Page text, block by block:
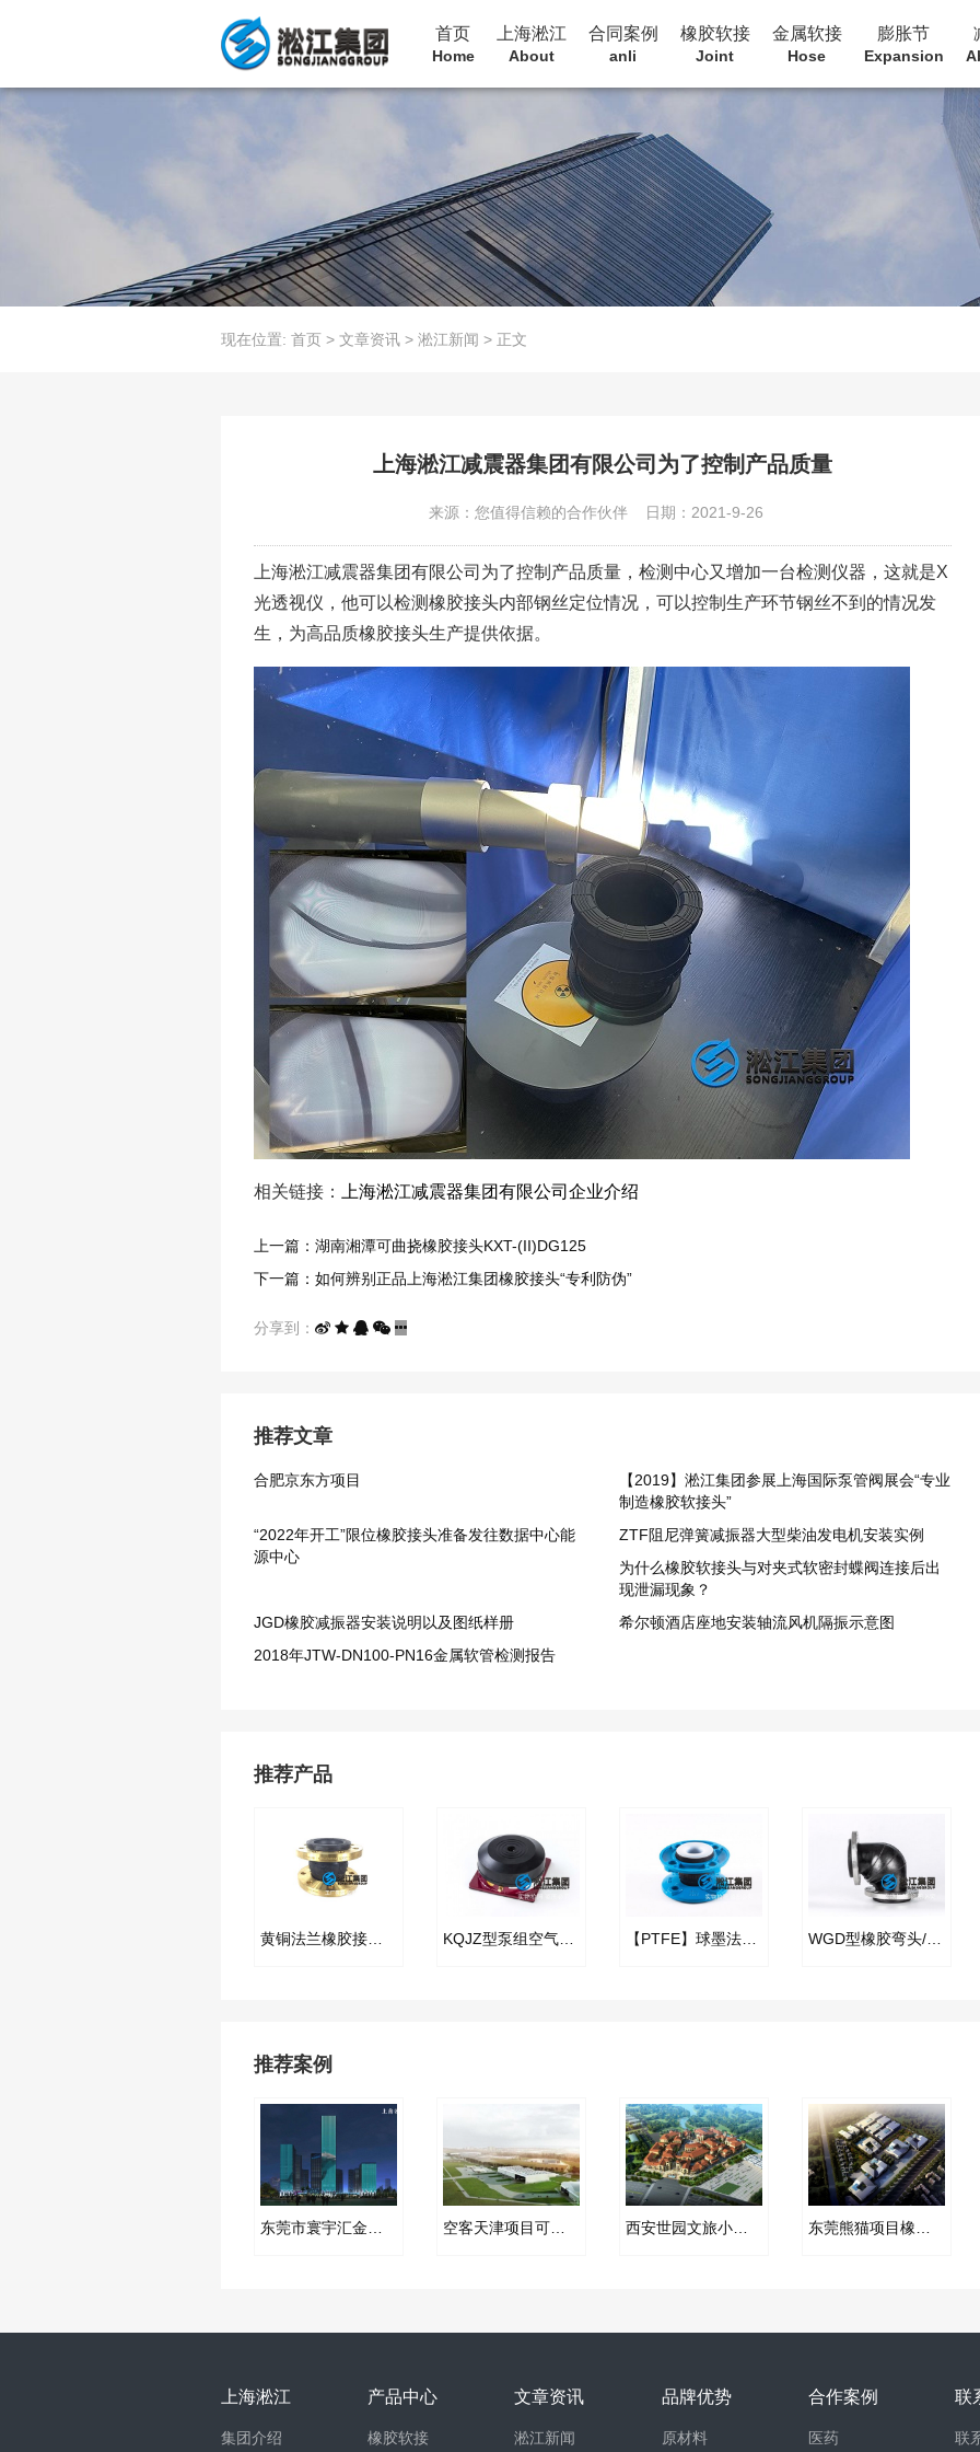
首页
Home
上海淞江
About
合同案例
anli
橡胶软接
Joint
金属软接
Hose
膨胀节
Expansion
现在位置: 首页 > 文章资讯 > 淞江新闻 > 正文
上海淞江减震器集团有限公司为了控制产品质量
来源：您值得信赖的合作伙伴 日期：2021-9-26
上海淞江减震器集团有限公司为了控制产品质量，检测中心又增加一台检测仪器，这就是X
光透视仪，他可以检测橡胶接头内部钢丝定位情况，可以控制生产环节钢丝不到的情况发
生，为高品质橡胶接头生产提供依据。
相关链接： 上海淞江减震器集团有限公司企业介绍
上一篇：湖南湘潭可曲挠橡胶接头KXT-(II)DG125
下一篇：如何辨别正品上海淞江集团橡胶接头“专利防伪”
分享到：
推荐文章
合肥京东方项目
【2019】淞江集团参展上海国际泵管阀展会“专业
制造橡胶软接头”
“2022年开工”限位橡胶接头准备发往数据中心能
源中心
ZTF阻尼弹簧减振器大型柴油发电机安装实例
为什么橡胶软接头与对夹式软密封蝶阀连接后出
现泄漏现象？
JGD橡胶减振器安装说明以及图纸样册
希尔顿酒店座地安装轴流风机隔振示意图
2018年JTW-DN100-PN16金属软管检测报告
推荐产品
KQJZ型泵组空气减振器 【PTFE】球墨法兰四氟橡胶接头“适用于航空煤油” WGD型橡胶弯头/90度橡胶管接头
推荐案例
东莞市寰宇汇金中心JB型弹簧减振器合同案例 空客天津项目可曲挠橡胶接头案例 西安世园文旅小镇综合体弹簧减震器合同 东莞熊猫项目橡胶软接头案例
上海淞江
集团介绍
产品中心
橡胶软接
文章资讯
淞江新闻
品牌优势
原材料
合作案例
医药
联
联